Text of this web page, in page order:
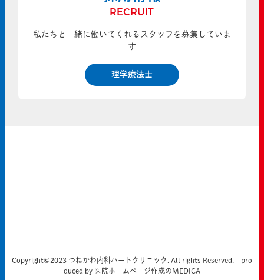
RECRUIT
私たちと一緒に働いてくれるスタッフを募集していま
す
理学療法士
Copyright©2023 つねかわ内科ハートクリニック. All rights Reserved. pro
duced by 医院ホームページ作成のMEDICA